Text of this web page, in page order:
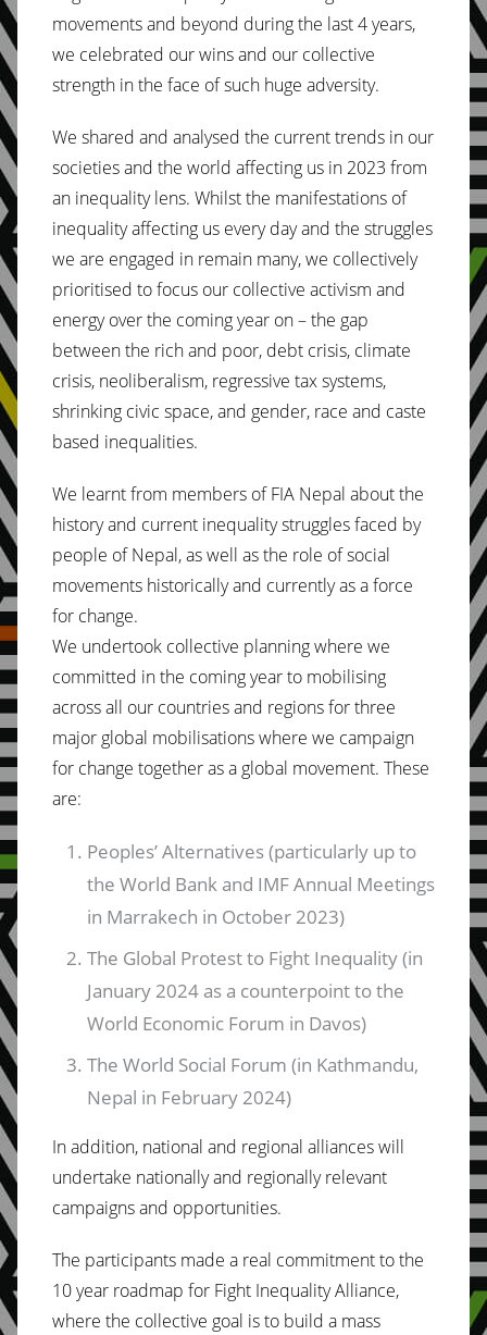
movements and beyond during the last 4 years,
we celebrated our wins and our collective
strength in the face of such huge adversity.
We shared and analysed the current trends in our
societies and the world affecting us in 2023 from
an inequality lens. Whilst the manifestations of
inequality affecting us every day and the struggles
we are engaged in remain many, we collectively
prioritised to focus our collective activism and
energy over the coming year on – the gap
between the rich and poor, debt crisis, climate
crisis, neoliberalism, regressive tax systems,
shrinking civic space, and gender, race and caste
based inequalities.
We learnt from members of FIA Nepal about the
history and current inequality struggles faced by
people of Nepal, as well as the role of social
movements historically and currently as a force
for change.
We undertook collective planning where we
committed in the coming year to mobilising
across all our countries and regions for three
major global mobilisations where we campaign
for change together as a global movement. These
are:
Peoples’ Alternatives (particularly up to
the World Bank and IMF Annual Meetings
in Marrakech in October 2023)
The Global Protest to Fight Inequality (in
January 2024 as a counterpoint to the
World Economic Forum in Davos)
The World Social Forum (in Kathmandu,
Nepal in February 2024)
In addition, national and regional alliances will
undertake nationally and regionally relevant
campaigns and opportunities.
The participants made a real commitment to the
10 year roadmap for Fight Inequality Alliance,
where the collective goal is to build a mass